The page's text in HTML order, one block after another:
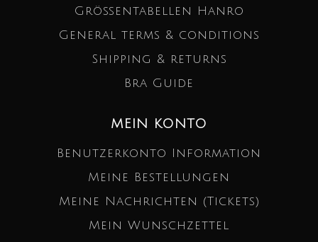
Größentabellen Hanro
General terms & conditions
Shipping & returns
Bra Guide
MEIN KONTO
Benutzerkonto Information
Meine Bestellungen
Meine Nachrichten (Tickets)
Mein Wunschzettel